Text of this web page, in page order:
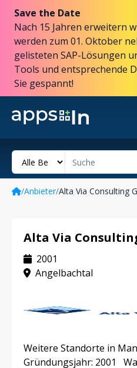
Save the Date
Nach 15 Jahren erweitern
werden zum 01. Oktober
gelisteten SAP-Lösungen
Tools und entsprechende
Sie gespannt!
/Anbieter/Alta Via Consulting
Alta Via
2001
Angelbachtal
Weitere Standorte in
Gründungsjahr: 2001